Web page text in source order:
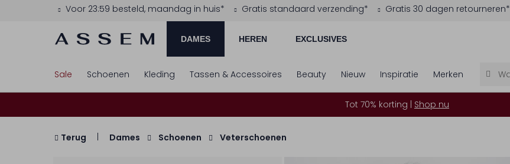
Voor 23:59 besteld, maandag in huis* Gratis standaard verzending* Gratis 30 dagen retourneren*
DAMES HEREN EXCLUSIVES
Sale Schoenen Kleding Tassen & Accessoires Beauty Nieuw Inspiratie Merken
Tot 70% korting | Shop nu
Terug Dames Schoenen Veterschoenen